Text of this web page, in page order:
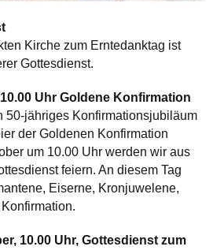
Kirche zum Erntedanktag ist
Gottesdienst.
Uhr Goldene Konfirmation
50-jähriges Konfirmationsjubiläum
der Goldenen Konfirmation
um 10.00 Uhr werden wir aus
feiern. An diesem Tag
Eiserne, Kronjuwelene,
10.00 Uhr, Gottesdienst zum